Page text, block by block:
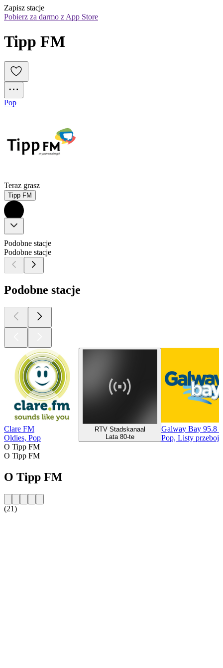
Zapisz stacje
Pobierz za darmo z App Store
Tipp FM
Pop
Teraz grasz
Tipp FM
Podobne stacje
Podobne stacje
Podobne stacje
Clare FM
Oldies, Pop
RTV Stadskanaal
Lata 80-te
Galway Bay 95.8
Pop, Listy
O Tipp FM
O Tipp FM
O Tipp FM
(21)